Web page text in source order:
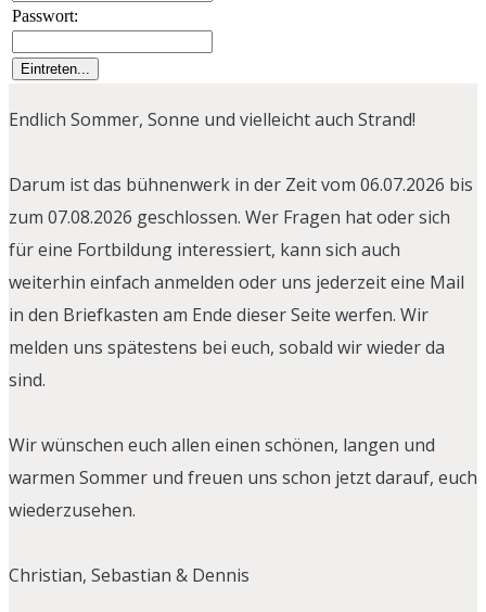
Passwort:
Endlich Sommer, Sonne und vielleicht auch Strand!
Darum ist das bühnenwerk in der Zeit vom 06.07.2026 bis
zum 07.08.2026 geschlossen. Wer Fragen hat oder sich
für eine Fortbildung interessiert, kann sich auch
weiterhin einfach anmelden oder uns jederzeit eine Mail
in den Briefkasten am Ende dieser Seite werfen. Wir
melden uns spätestens bei euch, sobald wir wieder da
sind.
Wir wünschen euch allen einen schönen, langen und
warmen Sommer und freuen uns schon jetzt darauf, euch
wiederzusehen.
Christian, Sebastian & Dennis